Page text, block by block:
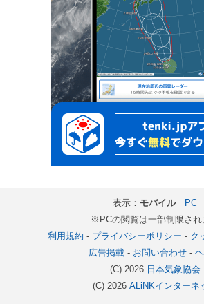
表示： モバイル｜
PC
※PCの閲覧は一部制限され
利用規約 - プライバシーポリシー - ク
広告掲載- お問い合わせ-
(C) 2026 日本気象協会
(C) 2026 ALiNKインターネ